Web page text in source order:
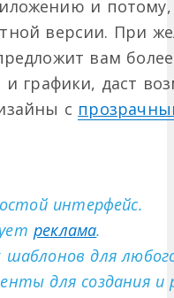
и
версии. При
вам
и графики, даст
с
интерфейс.
реклама.
для
для создания и